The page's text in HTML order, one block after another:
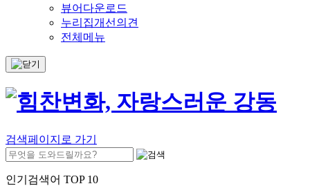
뷰어다운로드
누리집개선의견
전체메뉴
검색페이지로 가기
인기검색어 TOP 10